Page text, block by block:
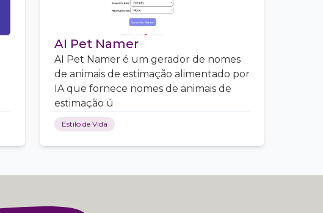
AI Pet Namer
AI Pet Namer é um gerador de nomes
de animais de estimação alimentado por
IA que fornece nomes de animais de
estimação ú
Estilo de Vida